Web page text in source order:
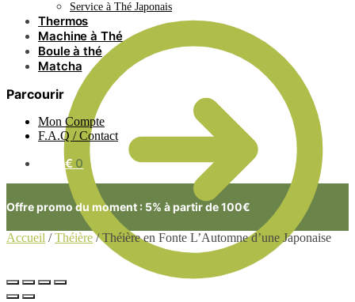
Service à Thé Japonais
Thermos
Machine à Thé
Boule à thé
Matcha
Parcourir
Mon Compte
F.A.Q / Contact
0.00€ 0
Offre promo du moment : 5% à partir de 100€
Accueil /Théière/Théière en Fonte L’Automne d’une Japonaise